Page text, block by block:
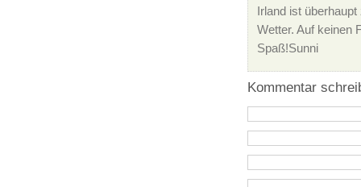
Irland ist
Wetter. Auf keinen
Spaß!Sunni
Kommentar